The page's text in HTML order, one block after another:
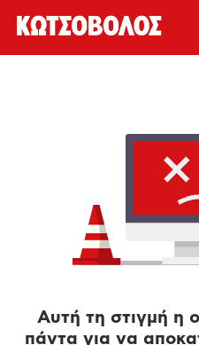
Αυτή τη στιγμή η
πάντα για να